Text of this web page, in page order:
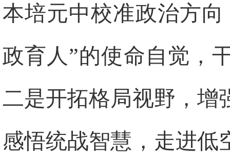
本培元中校准政治方
政育人”的使命自觉，
二是开拓格局视野，增
感悟统战智慧，走进低